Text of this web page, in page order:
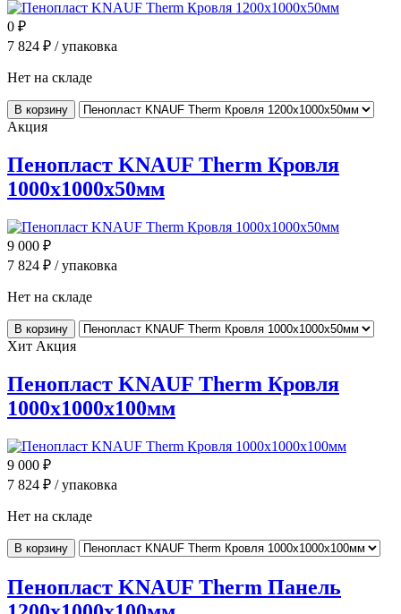
0 ₽
7 824 ₽ / упаковка
Нет на складе
В корзину
Акция
Пенопласт KNAUF Therm Кровля
1000x1000x50мм
9 000 ₽
7 824 ₽ / упаковка
Нет на складе
В корзину
Хит Акция
Пенопласт KNAUF Therm Кровля
1000x1000x100мм
9 000 ₽
7 824 ₽ / упаковка
Нет на складе
В корзину
Пенопласт KNAUF Therm Панель